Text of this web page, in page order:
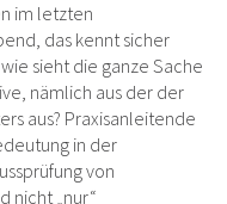
im letzten
das kennt sicher
sieht die ganze Sache
nämlich aus der der
aus? Praxisanleitende
in der
von
nicht „nur“